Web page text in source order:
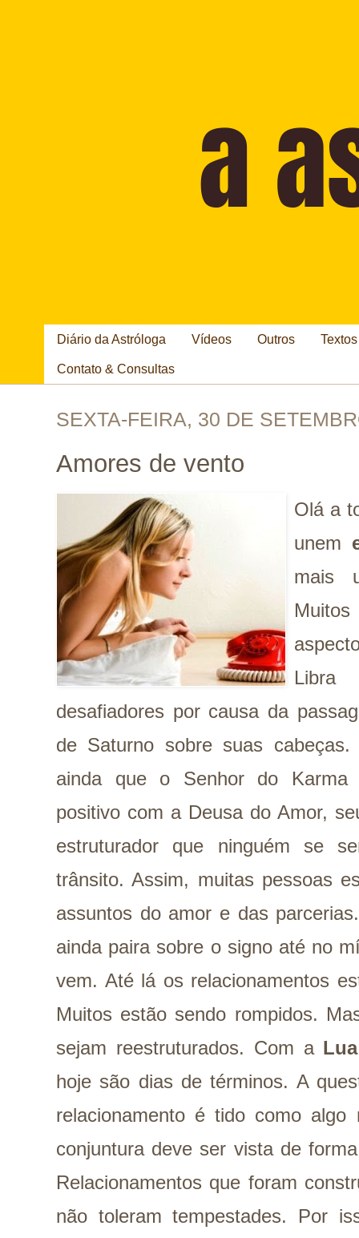
Diário da Astróloga Vídeos Outros
Contato & Consultas
SEXTA-FEIRA, 30 DE
Amores de vento
Olá a
unem
mais
Libra
desafiadores por causa da
de Saturno sobre suas cabeças.
ainda que o Senhor do Karma
positivo com a Deusa do Amor,
estruturador que ninguém se
trânsito. Assim, muitas pessoas
assuntos do amor e das
ainda paira sobre o signo até no
vem. Até lá os relacionamentos
Muitos estão sendo rompidos.
sejam reestruturados. Com a
hoje são dias de términos. A
relacionamento é tido como algo
conjuntura deve ser vista de
Relacionamentos que foram
não toleram tempestades. Por